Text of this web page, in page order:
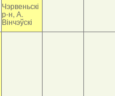
Чэрвеньскі
р-н, А.
Вінчэўскі